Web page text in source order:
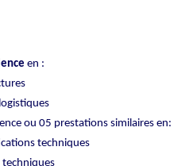
en :
ou 05 prestations similaires en:
techniques
techniques